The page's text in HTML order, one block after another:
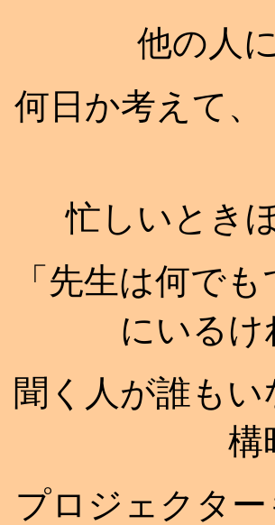
他の人
何日か考えて
忙しいとき
「先生は何で
にいる
聞く人が誰も
構
プロジェクタ